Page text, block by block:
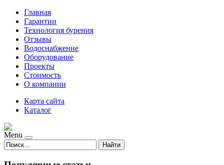
Главная
Гарантии
Технология бурения
Отзывы
Водоснабжение
Оборудование
Проекты
Стоимость
О компании
Карта сайта
Каталог
Menu
Найти